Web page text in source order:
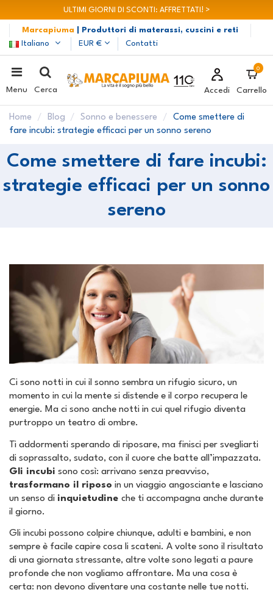
ULTIMI GIORNI DI SCONTI: AFFRETTATI! >
Marcapiuma
| Produttori di materassi, cuscini e reti
Italiano
EUR € Contatti
Menu Cerca Accedi
0
Carrello
Home Blog Sonno e benessere
Come smettere di
fare incubi: strategie efficaci per un sonno sereno
Come smettere di fare incubi:
strategie efficaci per un sonno
sereno
Ci sono notti in cui il sonno sembra un rifugio sicuro, un
momento in cui la mente si distende e il corpo recupera le
energie. Ma ci sono anche notti in cui quel rifugio diventa
purtroppo un teatro di ombre.
Ti addormenti sperando di riposare, ma finisci per svegliarti
di soprassalto, sudato, con il cuore che batte all’impazzata.
Gli incubi sono così: arrivano senza preavviso,
trasformano il riposo in un viaggio angosciante e lasciano
un senso di inquietudine che ti accompagna anche durante
il giorno.
Gli incubi possono colpire chiunque, adulti e bambini, e non
sempre è facile capire cosa li scateni. A volte sono il risultato
di una giornata stressante, altre volte sono legati a paure
profonde che non vogliamo affrontare. Ma una cosa è
certa: non devono diventare una costante nelle tue notti.